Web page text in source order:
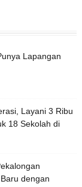
Lapangan
Layani 3 Ribu
18 Sekolah di
dengan